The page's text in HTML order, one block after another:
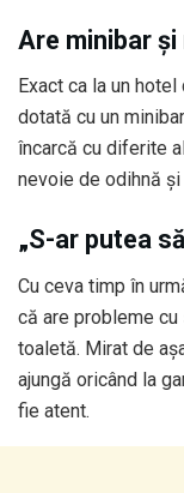
Are minibar
Exact ca la un
dotată cu un
încarcă cu diferite
nevoie de odihnă și
„S-ar putea
Cu ceva timp în
că are probleme
toaletă. Mirat de
ajungă oricând la
fie atent.